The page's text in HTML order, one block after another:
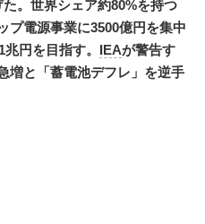
た。世界シェア約80%を持つ
プ電源事業に3500億円を集中
円を目指す。 IEAが警告す
増と「蓄電池デフレ」を逆手